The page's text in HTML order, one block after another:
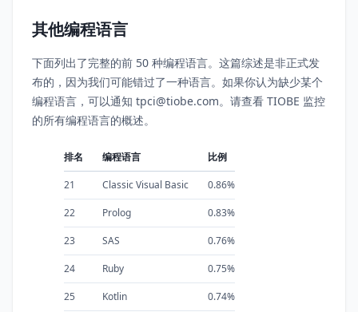
其他编程语言
下面列出了完整的前 50 种编程语言。这篇综述是非正式发
布的，因为我们可能错过了一种语言。如果你认为缺少某个
编程语言，可以通知 tpci@tiobe.com。请查看 TIOBE 监控
的所有编程语言的概述。
排名 编程语言 比例
21 Classic Visual Basic 0.86%
22 Prolog 0.83%
23 SAS 0.76%
24 Ruby 0.75%
25 Kotlin 0.74%